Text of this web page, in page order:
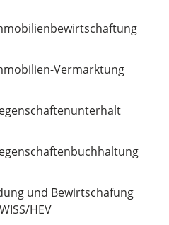
Vermarktung
und Bewirtschafung
HEV